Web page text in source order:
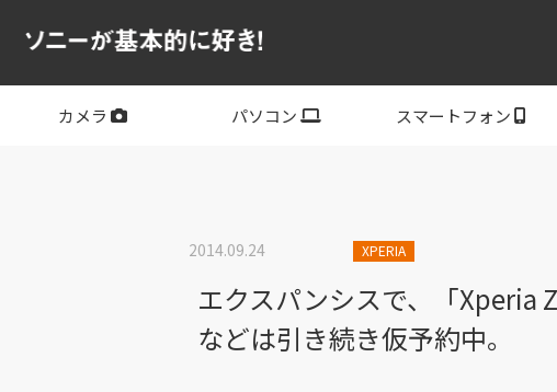
カメラ パソコン スマートフォン
2014.09.24 XPERIA
エクスパンシスで、「Xperia
などは引き続き仮予約中。